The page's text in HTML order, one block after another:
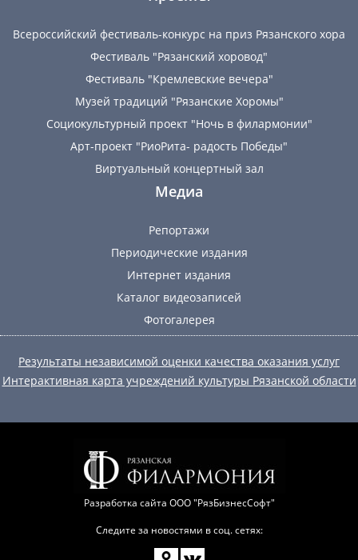
Всероссийский фестиваль-конкурс на приз Рязанского хора
Фестиваль "Рязанский хоровод"
Фестиваль "Кремлевские вечера"
Музей традиций "Рязанские Хоромы"
Социокультурный проект "Ночь в филармонии"
Арт-проект "РиоРита- радость Победы"
Виртуальный концертный зал
Медиа
Репортажи
Периодические издания
Интернет издания
Каталог видеозаписей
Фотогалерея
Результаты независимой оценки качества оказания услуг
Интерактивная карта учреждений культуры Рязанской области
Разработка сайта ООО "РязБизнесСофт"
Следите за новостями в соц. сетях: